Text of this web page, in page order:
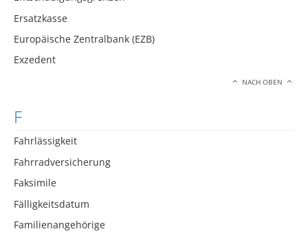
Ersatzkasse
Europäische Zentralbank (EZB)
Exzedent
NACH OBEN
F
Fahrlässigkeit
Fahrradversicherung
Faksimile
Fälligkeitsdatum
Familienangehörige